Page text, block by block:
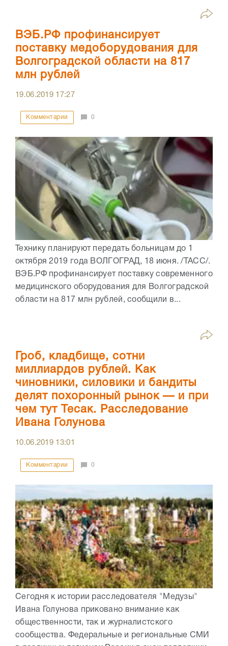
ВЭБ.РФ профинансирует
поставку медоборудования для
Волгоградской области на 817
млн рублей
19.06.2019 17:27
Комментарии 0
Технику планируют передать больницам до 1
октября 2019 года ВОЛГОГРАД, 18 июня. /ТАСС/.
ВЭБ.РФ профинансирует поставку современного
медицинского оборудования для Волгоградской
области на 817 млн рублей, сообщили в...
Гроб, кладбище, сотни
миллиардов рублей. Как
чиновники, силовики и бандиты
делят похоронный рынок — и при
чем тут Тесак. Расследование
Ивана Голунова
10.06.2019 13:01
Комментарии 0
Сегодня к истории расследователя "Медузы"
Ивана Голунова приковано внимание как
общественности, так и журналистского
сообщества. Федеральные и региональные СМИ